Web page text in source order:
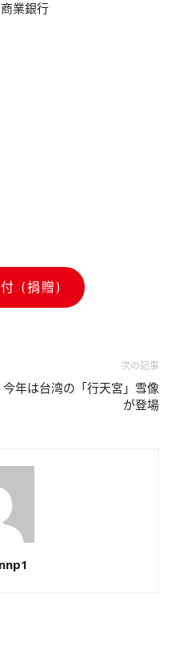
業銀行
(捐贈)
次の記事
今年は台湾の「行天宮」雪像
が登場